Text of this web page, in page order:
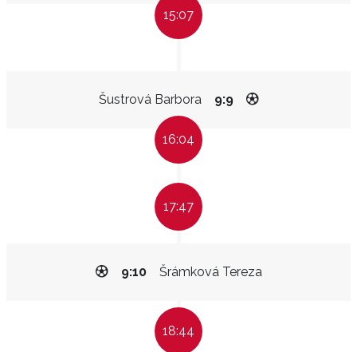
15:07
Šustrová Barbora 9:9
16:04
17:47
Šrámková Tereza
9:10
18:44